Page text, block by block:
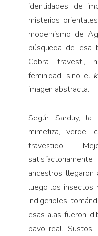
identidades, de
misterios
modernismo de
búsqueda de esa
Cobra, travesti,
feminidad, sino el
imagen abstracta.
Según Sarduy, la
mimetiza,
travestido.
ancestros
luego los insectos
indigeribles,
esas alas fueron
pavo real. Sustos,